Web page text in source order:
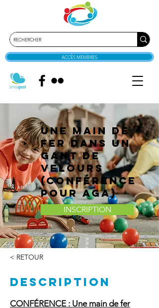
ACCÈS MEMBRES
Une main de
fer dans un
gant de
velours
(conférence
pour AGA)
INSCRIPTION
< RETOUR
DESCRIPTION
CONFÉRENCE : Une main de fer